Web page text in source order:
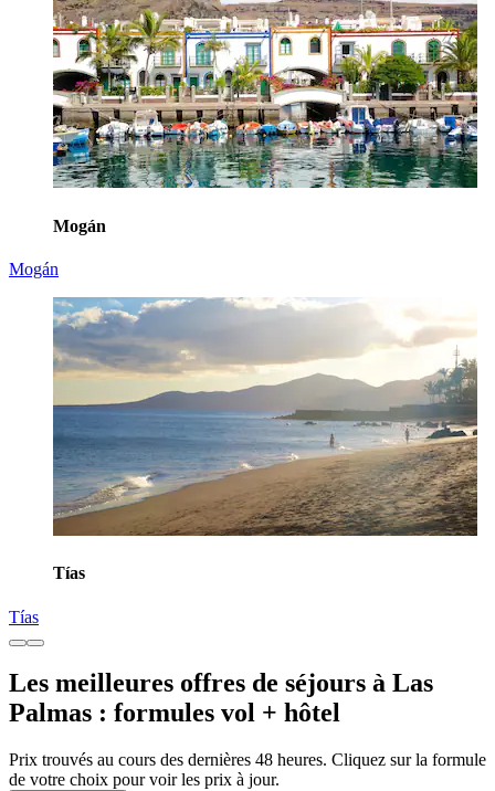
Mogán
Mogán
Tías
Tías
Les meilleures offres de séjours à Las
Palmas : formules vol + hôtel
Prix trouvés au cours des dernières 48 heures. Cliquez sur la formule
de votre choix pour voir les prix à jour.